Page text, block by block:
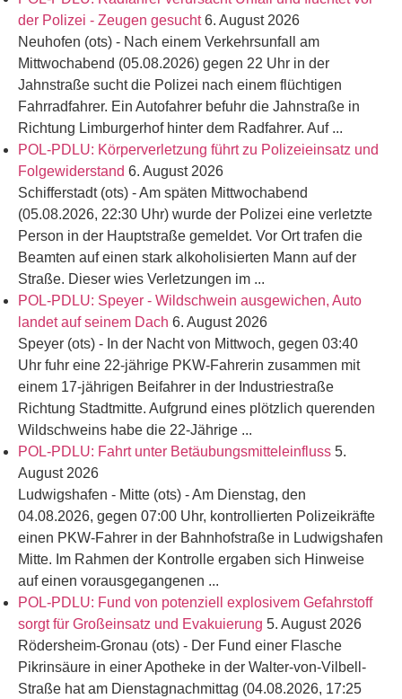
der Polizei - Zeugen gesucht 6. August 2026
Neuhofen (ots) - Nach einem Verkehrsunfall am
Mittwochabend (05.08.2026) gegen 22 Uhr in der
Jahnstraße sucht die Polizei nach einem flüchtigen
Fahrradfahrer. Ein Autofahrer befuhr die Jahnstraße in
Richtung Limburgerhof hinter dem Radfahrer. Auf ...
POL-PDLU: Körperverletzung führt zu Polizeieinsatz und
Folgewiderstand 6. August 2026
Schifferstadt (ots) - Am späten Mittwochabend
(05.08.2026, 22:30 Uhr) wurde der Polizei eine verletzte
Person in der Hauptstraße gemeldet. Vor Ort trafen die
Beamten auf einen stark alkoholisierten Mann auf der
Straße. Dieser wies Verletzungen im ...
POL-PDLU: Speyer - Wildschwein ausgewichen, Auto
landet auf seinem Dach 6. August 2026
Speyer (ots) - In der Nacht von Mittwoch, gegen 03:40
Uhr fuhr eine 22-jährige PKW-Fahrerin zusammen mit
einem 17-jährigen Beifahrer in der Industriestraße
Richtung Stadtmitte. Aufgrund eines plötzlich querenden
Wildschweins habe die 22-Jährige ...
POL-PDLU: Fahrt unter Betäubungsmitteleinfluss 5.
August 2026
Ludwigshafen - Mitte (ots) - Am Dienstag, den
04.08.2026, gegen 07:00 Uhr, kontrollierten Polizeikräfte
einen PKW-Fahrer in der Bahnhofstraße in Ludwigshafen
Mitte. Im Rahmen der Kontrolle ergaben sich Hinweise
auf einen vorausgegangenen ...
POL-PDLU: Fund von potenziell explosivem Gefahrstoff
sorgt für Großeinsatz und Evakuierung 5. August 2026
Rödersheim-Gronau (ots) - Der Fund einer Flasche
Pikrinsäure in einer Apotheke in der Walter-von-Vilbell-
Straße hat am Dienstagnachmittag (04.08.2026, 17:25